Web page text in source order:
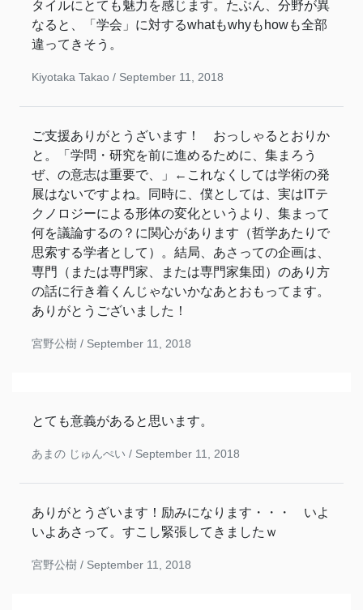
タイルにとても魅力を感じます。たぶん、分野が異
なると、「学会」に対するwhatもwhyもhowも全部
違ってきそう。
Kiyotaka Takao / September 11, 2018
ご支援ありがとうざいます！ おっしゃるとおりか
と。「学問・研究を前に進めるために、集まろう
ぜ、の意志は重要で、」←これなくしては学術の発
展はないですよね。同時に、僕としては、実はITテ
クノロジーによる形体の変化というより、集まって
何を議論するの？に関心があります（哲学あたりで
思索する学者として）。結局、あさっての企画は、
専門（または専門家、または専門家集団）のあり方
の話に行き着くんじゃないかなあとおもってます。
ありがとうございました！
宮野公樹 / September 11, 2018
とても意義があると思います。
あまの じゅんぺい / September 11, 2018
ありがとうざいます！励みになります・・・ いよ
いよあさって。すこし緊張してきましたｗ
宮野公樹 / September 11, 2018